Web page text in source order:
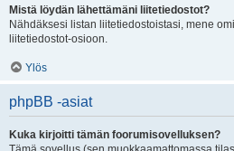
Mistä löydän lähettämäni liitetiedostot?
Nähdäksesi listan liitetiedostoistasi, mene
liitetiedostot-osioon.
Ylös
phpBB -asiat
Kuka kirjoitti tämän foorumisovelluksen?